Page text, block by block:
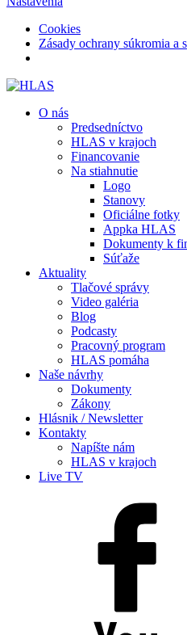
Cookies
Zásady ochrany súkromia a
O nás
Predsedníctvo
HLAS v krajoch
Financovanie
Na stiahnutie
Logo
Stanovy
Oficiálne fotky
Appka HLAS
Dokumenty k
Súťaže
Aktuality
Tlačové správy
Video galéria
Blog
Podcasty
Pracovný program
HLAS pomáha
Naše návrhy
Dokumenty
Zákony
Hlásnik / Newsletter
Kontakty
Napíšte nám
HLAS v krajoch
Live TV